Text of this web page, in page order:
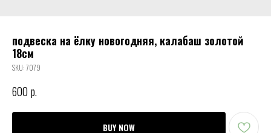
подвеска на ёлку новогодняя, калабаш золотой
18см
SKU:7079
600 р.
BUY NOW